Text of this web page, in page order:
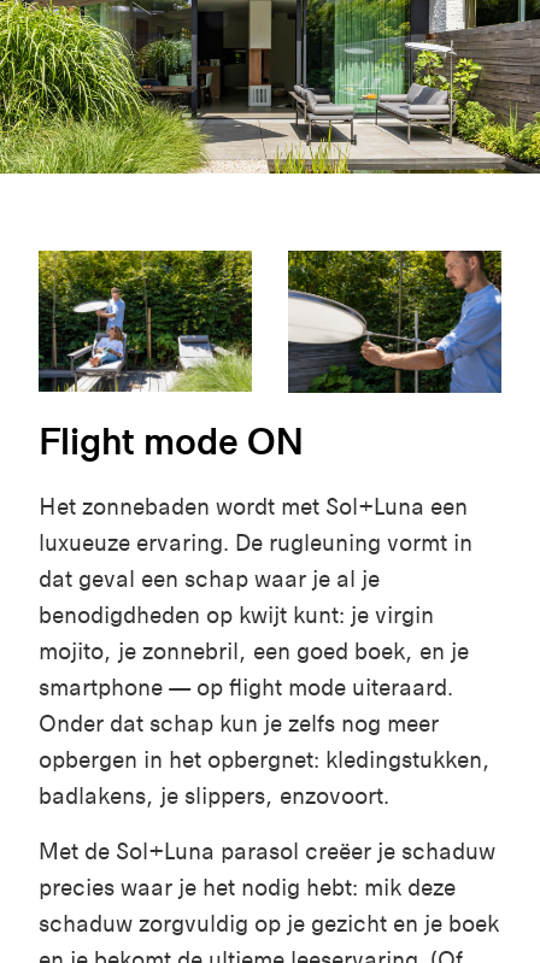
Flight mode ON
Het zonnebaden wordt met Sol+Luna een
luxueuze ervaring. De rugleuning vormt in
dat geval een schap waar je al je
benodigdheden op kwijt kunt: je virgin
mojito, je zonnebril, een goed boek, en je
smartphone — op flight mode uiteraard.
Onder dat schap kun je zelfs nog meer
opbergen in het opbergnet: kledingstukken,
badlakens, je slippers, enzovoort.
Met de Sol+Luna parasol creëer je schaduw
precies waar je het nodig hebt: mik deze
schaduw zorgvuldig op je gezicht en je boek